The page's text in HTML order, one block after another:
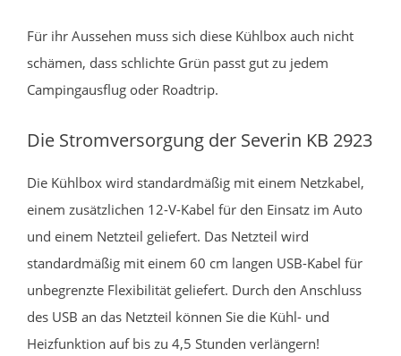
Für ihr Aussehen muss sich diese Kühlbox auch nicht
schämen, dass schlichte Grün passt gut zu jedem
Campingausflug oder Roadtrip.
Die Stromversorgung der Severin KB 2923
Die Kühlbox wird standardmäßig mit einem Netzkabel,
einem zusätzlichen 12-V-Kabel für den Einsatz im Auto
und einem Netzteil geliefert. Das Netzteil wird
standardmäßig mit einem 60 cm langen USB-Kabel für
unbegrenzte Flexibilität geliefert. Durch den Anschluss
des USB an das Netzteil können Sie die Kühl- und
Heizfunktion auf bis zu 4,5 Stunden verlängern!